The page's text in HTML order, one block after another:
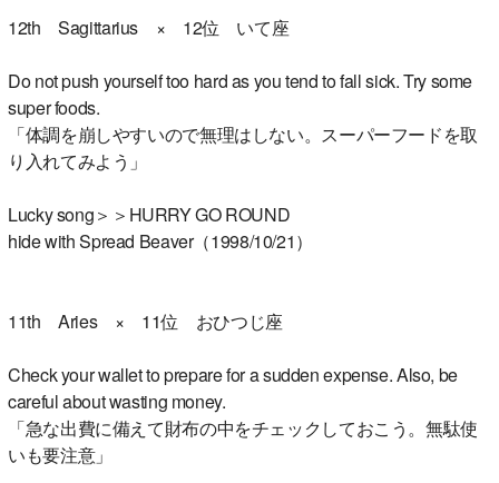
12th Sagittarius × 12位 いて座
Do not push yourself too hard as you tend to fall sick. Try some
super foods.
「体調を崩しやすいので無理はしない。スーパーフードを取
り入れてみよう」
Lucky song＞＞HURRY GO ROUND
hide with Spread Beaver（1998/10/21）
11th Aries × 11位 おひつじ座
Check your wallet to prepare for a sudden expense. Also, be
careful about wasting money.
「急な出費に備えて財布の中をチェックしておこう。無駄使
いも要注意」